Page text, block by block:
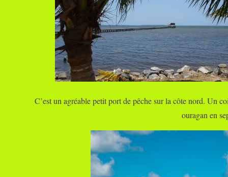
C’est un agréable petit port de pêche sur la côte nord. Un
ouragan en